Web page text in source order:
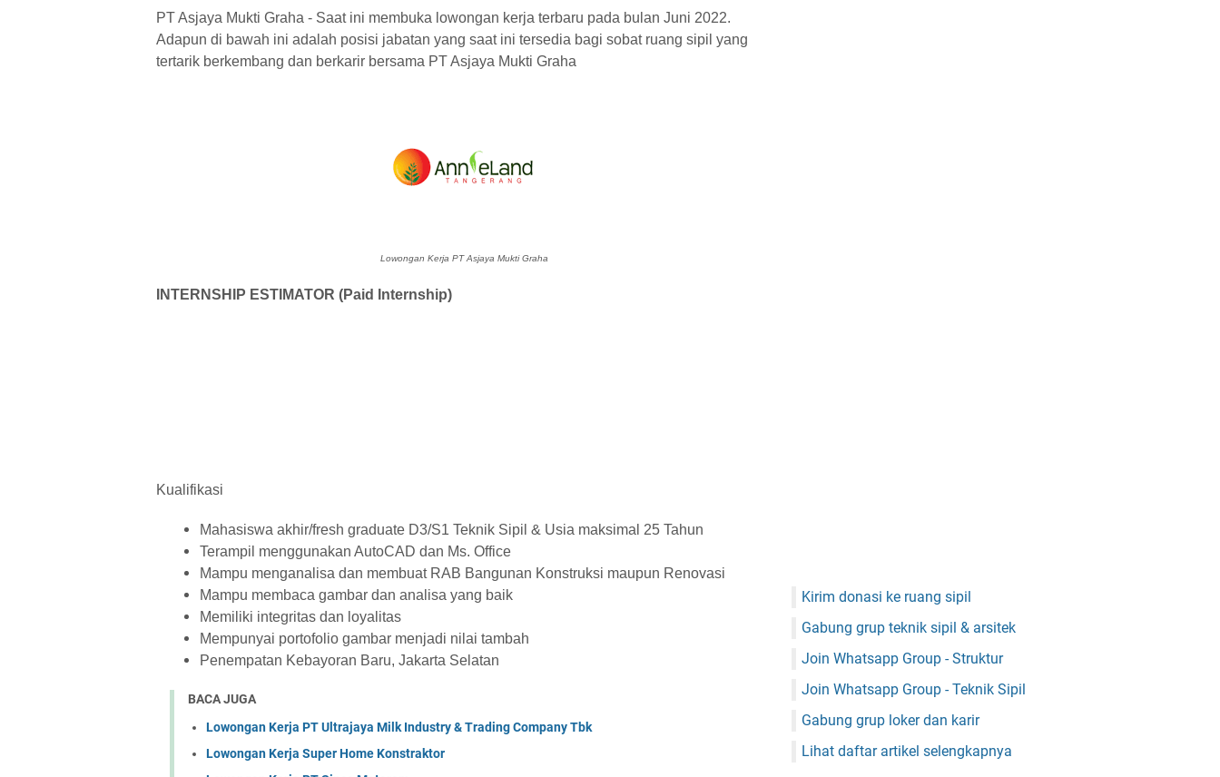
PT Asjaya Mukti Graha - Saat ini membuka lowongan kerja terbaru pada bulan Juni 2022.
Adapun di bawah ini adalah posisi jabatan yang saat ini tersedia bagi sobat ruang sipil yang
tertarik berkembang dan berkarir bersama PT Asjaya Mukti Graha
Lowongan Kerja PT Asjaya Mukti Graha
INTERNSHIP ESTIMATOR (Paid Internship)
Kualifikasi
Mahasiswa akhir/fresh graduate D3/S1 Teknik Sipil & Usia maksimal 25 Tahun
Terampil menggunakan AutoCAD dan Ms. Office
Mampu menganalisa dan membuat RAB Bangunan Konstruksi maupun Renovasi
Mampu membaca gambar dan analisa yang baik
Memiliki integritas dan loyalitas
Mempunyai portofolio gambar menjadi nilai tambah
Penempatan Kebayoran Baru, Jakarta Selatan
BACA JUGA
Lowongan Kerja PT Ultrajaya Milk Industry & Trading Company Tbk
Lowongan Kerja Super Home Konstraktor
Kirim donasi ke ruang sipil
Gabung grup teknik sipil & arsitek
Join Whatsapp Group - Struktur
Join Whatsapp Group - Teknik Sipil
Gabung grup loker dan karir
Lihat daftar artikel selengkapnya